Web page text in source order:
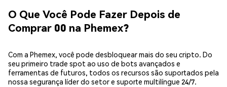
O Que Você Pode Fazer Depois de
Comprar 00 na Phemex?
Com a Phemex, você pode desbloquear mais do seu cripto. Do
seu primeiro trade spot ao uso de bots avançados e
ferramentas de futuros, todos os recursos são suportados pela
nossa segurança líder do setor e suporte multilíngue 24/7.